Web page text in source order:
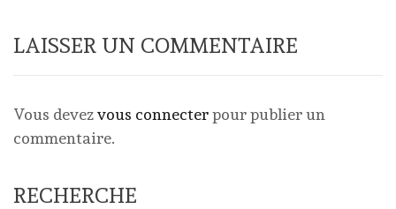
LAISSER UN COMMENTAIRE
Vous devezvous connecterpour publier un
commentaire.
RECHERCHE